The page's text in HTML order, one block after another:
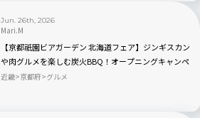
Jun. 26th, 2026
Mari.M
【京都祇園ビアガーデン 北海道フェア】ジンギスカン
や肉グルメを楽しむ炭火BBQ！オープニングキャンペ
ーンもあり
近畿 京都府 グルメ